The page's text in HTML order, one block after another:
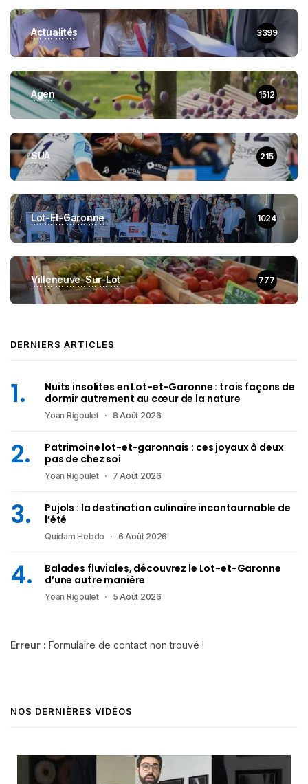
Actualités 3399
Agen 1512
SUA 215
Lot-Et-Garonne 1024
Villeneuve-Sur-Lot 777
DERNIERS ARTICLES
Nuits insolites en Lot-et-Garonne : trois façons de
dormir autrement au cœur de la nature
Yoan Rigoulet 8 Août 2026
Patrimoine lot-et-garonnais : ces joyaux à deux
pas de chez soi
Yoan Rigoulet 7 Août 2026
Pujols : la destination culinaire incontournable de
l’été
Quidam Hebdo 6 Août 2026
Balades fluviales, découvrez le Lot-et-Garonne
d’une autre manière
Yoan Rigoulet 5 Août 2026
Erreur : Formulaire de contact non trouvé !
NOS DERNIÈRES VIDÉOS